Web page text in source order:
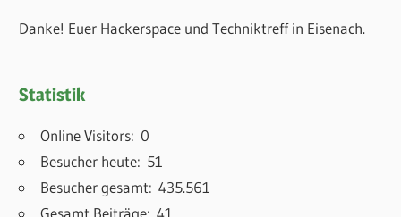
Danke! Euer Hackerspace und Techniktreff in Eisenach.
Statistik
Online Visitors: 0
Besucher heute: 51
Besucher gesamt:435.561
Gesamt Beiträge:41